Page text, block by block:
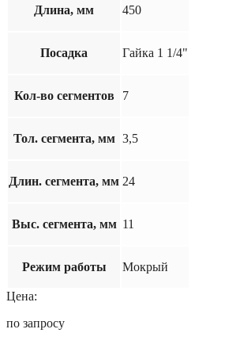
Длина, мм 450
Посадка Гайка 1 1/4"
Кол-во сегментов 7
Тол. сегмента, мм 3,5
Длин. сегмента, мм 24
Выс. сегмента, мм 11
Режим работы Мокрый
Цена:
по запросу